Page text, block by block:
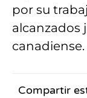
por su
alcanzados
canadiense.
Compartir